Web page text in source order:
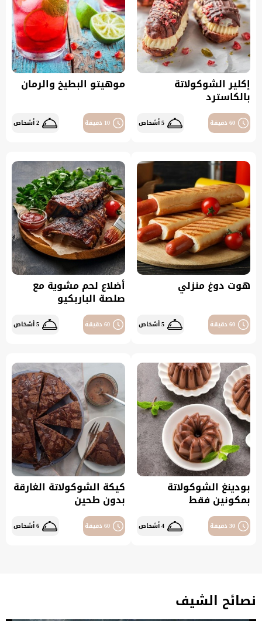
إكلير الشوكولاتة
بالكاسترد
60 دقيقة 5 أشخاص
موهيتو البطيخ والرمان
10 دقيقة 2 أشخاص
هوت دوغ منزلي
60 دقيقة 5 أشخاص
أضلاع لحم مشوية مع
صلصة الباربكيو
60 دقيقة 5 أشخاص
بودينغ الشوكولاتة
بمكونين فقط
30 دقيقة 4 أشخاص
كيكة الشوكولاتة الغارقة
بدون طحين
60 دقيقة 6 أشخاص
نصائح الشيف